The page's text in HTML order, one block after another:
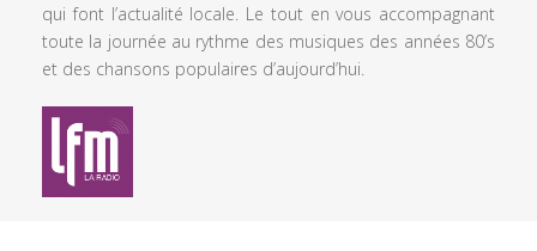
qui font l’actualité locale. Le tout en vous accompagnant
toute la journée au rythme des musiques des années 80’s
et des chansons populaires d’aujourd’hui.